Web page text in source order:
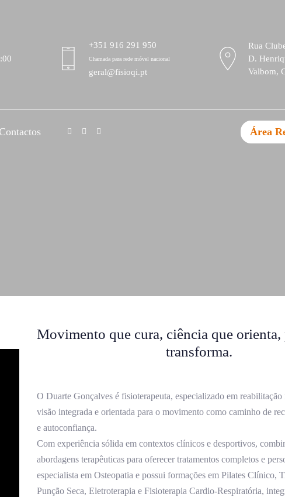
+351 916 291 950
Chamada para rede móvel nacional
geral@fisioqi.pt
Rua
D.
Valbom,
Contactos Área
Movimento que cura, ciência que orienta,
transforma.
O Duarte Gonçalves é fisioterapeuta, especializado em
visão integrada e orientada para o movimento como caminho de
e autoconfiança.
Com experiência sólida em contextos clínicos e desportivos,
abordagens terapêuticas para oferecer tratamentos completos e
especialista em Osteopatia e possui formações em Pilates Clínico,
Punção Seca, Eletroterapia e Fisioterapia Cardio-Respiratória,